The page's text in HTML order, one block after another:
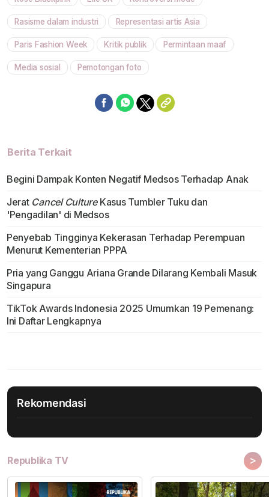
Rasisme dalam industri Representasi artis Asia
Paris Fashion Week Kritik publik Permintaan maaf
Media sosial Pemotongan foto
Berita Terkait
Begini Dampak Konten Negatif Medsos Terhadap Anak
Jerat Cancel CultureKasus Tumbler Tuku dan
'Pengadilan' di Medsos
Penyebab Tingginya Kekerasan Terhadap Perempuan
Menurut Kementerian PPPA
Pria yang Ganggu Ariana Grande Dilarang Kembali Masuk
Singapura
TikTok Awards Indonesia 2025 Umumkan 19 Pemenang:
Ini Daftar Lengkapnya
Rekomendasi
Republika TV >